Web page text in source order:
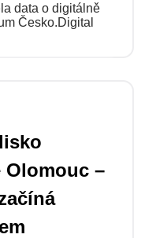
data o digitálně
Česko.Digital
Olomouc –